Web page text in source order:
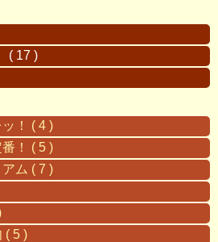
( 17 )
！ ( 4 )
！ ( 5 )
ム ( 7 )
( 5 )